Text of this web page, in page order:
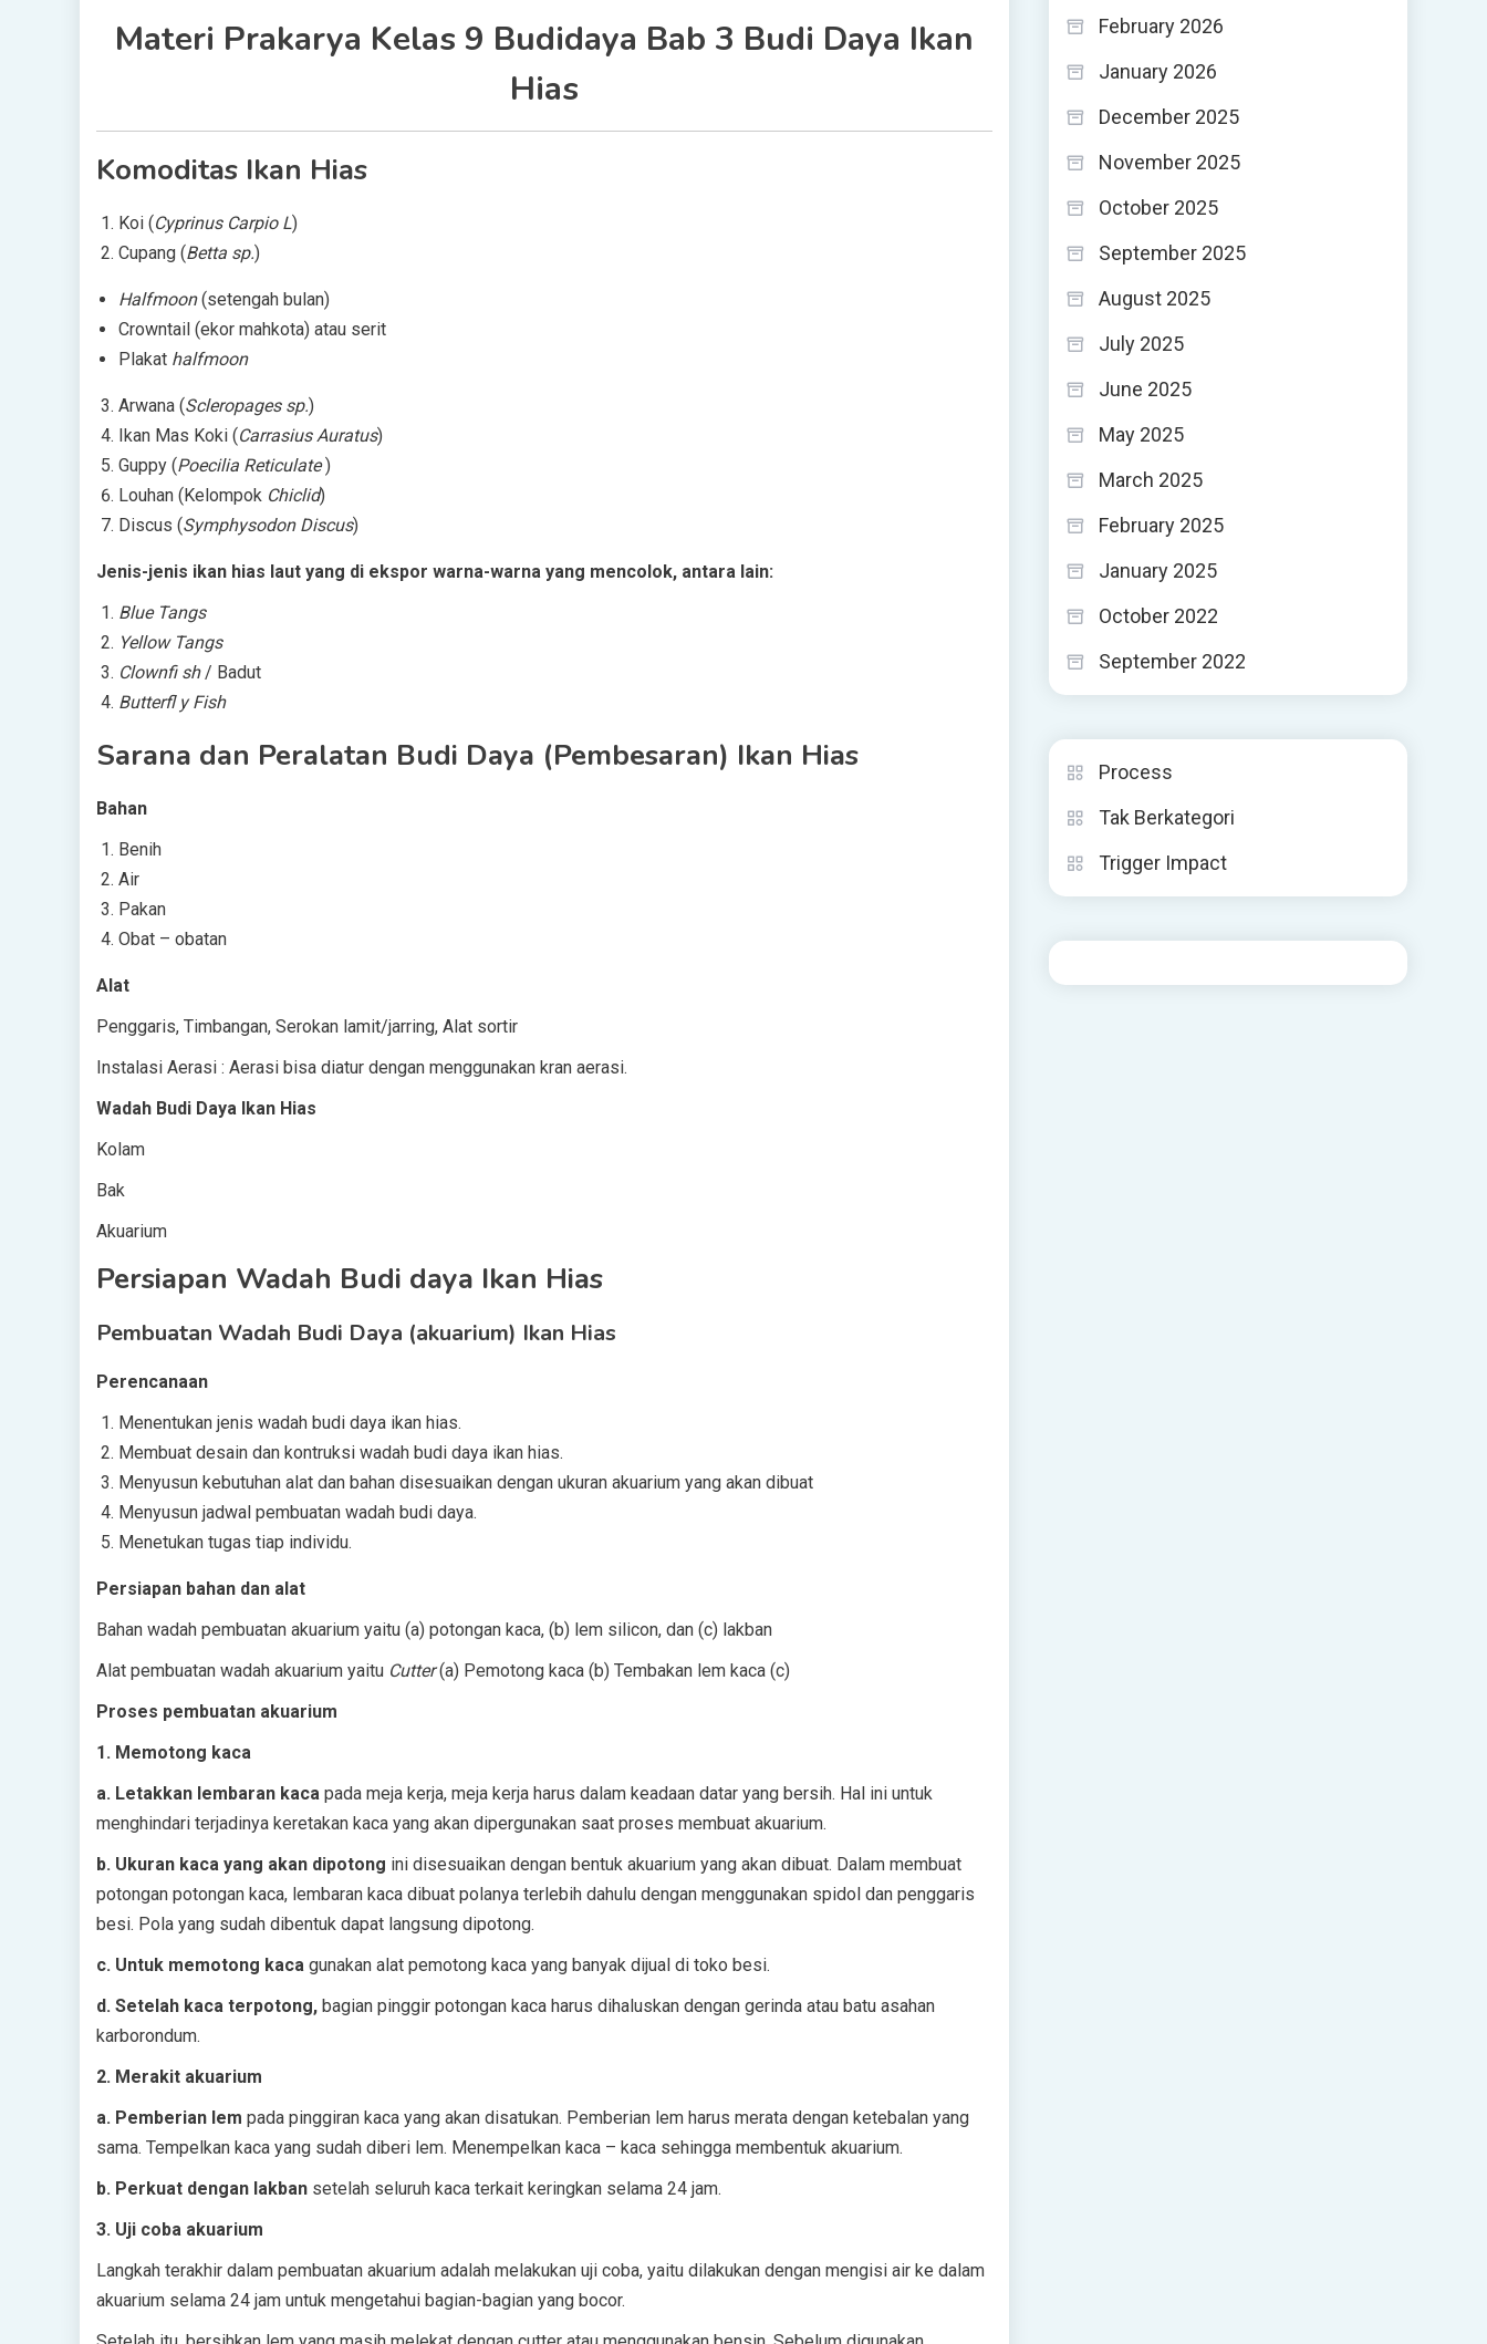
Materi Prakarya Kelas 9 Budidaya Bab 3 Budi Daya Ikan
Hias
Komoditas Ikan Hias
Koi (Cyprinus Carpio L)
Cupang (Betta sp.)
Halfmoon(setengah bulan)
Crowntail (ekor mahkota) atau serit
Plakat halfmoon
Arwana (Scleropages sp.)
Ikan Mas Koki (Carrasius Auratus)
Guppy (Poecilia Reticulate)
Louhan (Kelompok Chiclid)
Discus (Symphysodon Discus)
Jenis-jenis ikan hias laut yang di ekspor warna-warna yang mencolok, antara lain:
Blue Tangs
Yellow Tangs
Clownfi sh/ Badut
Butterfl y Fish
Sarana dan Peralatan Budi Daya (Pembesaran) Ikan Hias
Bahan
Benih
Air
Pakan
Obat – obatan
Alat
Penggaris, Timbangan, Serokan lamit/jarring, Alat sortir
Instalasi Aerasi : Aerasi bisa diatur dengan menggunakan kran aerasi.
Wadah Budi Daya Ikan Hias
Kolam
Bak
Akuarium
Persiapan Wadah Budi daya Ikan Hias
Pembuatan Wadah Budi Daya (akuarium) Ikan Hias
Perencanaan
Menentukan jenis wadah budi daya ikan hias.
Membuat desain dan kontruksi wadah budi daya ikan hias.
Menyusun kebutuhan alat dan bahan disesuaikan dengan ukuran akuarium yang akan dibuat
Menyusun jadwal pembuatan wadah budi daya.
Menetukan tugas tiap individu.
Persiapan bahan dan alat
Bahan wadah pembuatan akuarium yaitu (a) potongan kaca, (b) lem silicon, dan (c) lakban
Alat pembuatan wadah akuarium yaitu Cutter(a) Pemotong kaca (b) Tembakan lem kaca (c)
Proses pembuatan akuarium
1. Memotong kaca
a. Letakkan lembaran kaca pada meja kerja, meja kerja harus dalam keadaan datar yang bersih. Hal ini untuk
menghindari terjadinya keretakan kaca yang akan dipergunakan saat proses membuat akuarium.
b. Ukuran kaca yang akan dipotong ini disesuaikan dengan bentuk akuarium yang akan dibuat. Dalam membuat
potongan potongan kaca, lembaran kaca dibuat polanya terlebih dahulu dengan menggunakan spidol dan penggaris
besi. Pola yang sudah dibentuk dapat langsung dipotong.
c. Untuk memotong kaca gunakan alat pemotong kaca yang banyak dijual di toko besi.
d. Setelah kaca terpotong, bagian pinggir potongan kaca harus dihaluskan dengan gerinda atau batu asahan
karborondum.
2. Merakit akuarium
a. Pemberian lem pada pinggiran kaca yang akan disatukan. Pemberian lem harus merata dengan ketebalan yang
sama. Tempelkan kaca yang sudah diberi lem. Menempelkan kaca – kaca sehingga membentuk akuarium.
b. Perkuat dengan lakban setelah seluruh kaca terkait keringkan selama 24 jam.
3. Uji coba akuarium
Langkah terakhir dalam pembuatan akuarium adalah melakukan uji coba, yaitu dilakukan dengan mengisi air ke dalam
akuarium selama 24 jam untuk mengetahui bagian-bagian yang bocor.
February 2026
January 2026
December 2025
November 2025
October 2025
September 2025
August 2025
July 2025
June 2025
May 2025
March 2025
February 2025
January 2025
October 2022
September 2022
Process
Tak Berkategori
Trigger Impact